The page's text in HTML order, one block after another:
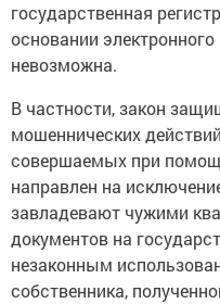
государственная
основании
невозможна.
В частности, закон
мошеннических
совершаемых при
направлен на
завладевают чужими
документов на
незаконным
собственника,